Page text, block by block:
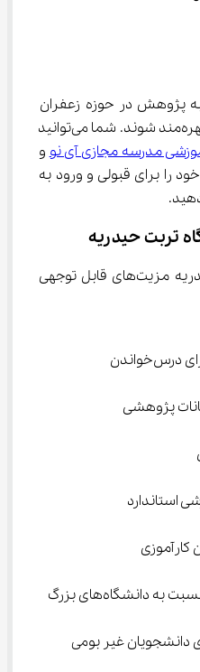
علاقه‌مند به پژوهش در حوزه زعفران
می‌توانند از امکانات این مرکز بهره‌مند شوند. شما می‌توانید
مدرسه مجازی آی نو و
برای قبولی و ورود به
تربت حیدریه
تحصیل در دانشگاه تربت حیدریه مزیت‌های قابل توجهی
پژوهشی
استاندارد
کارآموزی